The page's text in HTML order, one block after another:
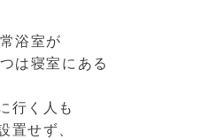
浴室が
は寝室にある
行く人も
置せず、